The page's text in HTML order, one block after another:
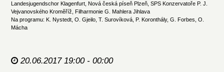
Landesjugendschor Klagenfurt, Nová česká píseň Plzeň, SPS Konzervatoře P. J.
Vejvanovského Kroměříž, Filharmonie G. Mahlera Jihlava
Na programu: K. Nystedt, O. Gjeilo, T. Surovíková, P. Koronthály, G. Forbes, O.
Mácha
20.06.2017 19:00 - 00:00